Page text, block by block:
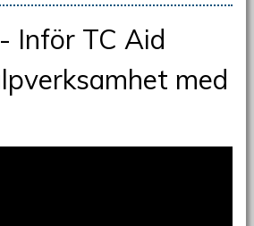
Inför TC Aid
med